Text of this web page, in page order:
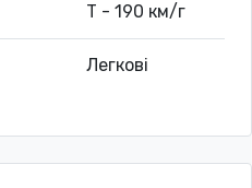
T - 190 км/г
Легкові